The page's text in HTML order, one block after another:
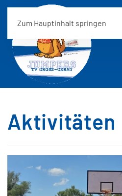
Zum Hauptinhalt springen
Aktivitäten